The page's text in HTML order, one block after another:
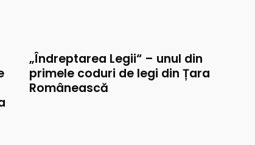
„Îndreptarea Legii“ – unul din
primele coduri de legi din Țara
Românească